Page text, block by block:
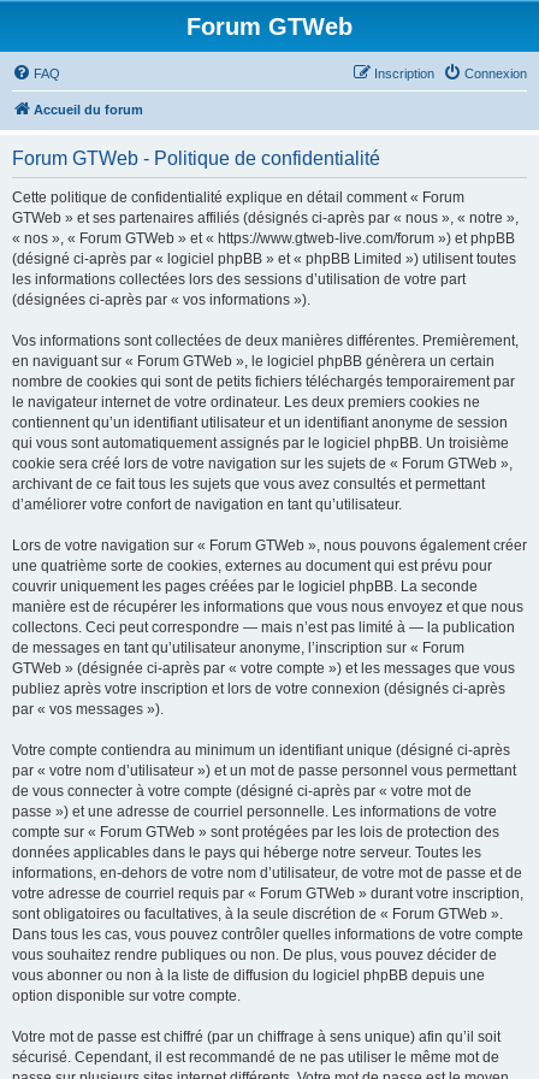
Forum GTWeb
FAQ Connexion
Inscription
Accueil du forum
Forum GTWeb - Politique de confidentialité
Cette politique de confidentialité explique en détail comment « Forum
GTWeb » et ses partenaires affiliés (désignés ci-après par « nous », « notre »,
« nos », « Forum GTWeb » et « https://www.gtweb-live.com/forum ») et phpBB
(désigné ci-après par « logiciel phpBB » et « phpBB Limited ») utilisent toutes
les informations collectées lors des sessions d’utilisation de votre part
(désignées ci-après par « vos informations »).
Vos informations sont collectées de deux manières différentes. Premièrement,
en naviguant sur « Forum GTWeb », le logiciel phpBB génèrera un certain
nombre de cookies qui sont de petits fichiers téléchargés temporairement par
le navigateur internet de votre ordinateur. Les deux premiers cookies ne
contiennent qu’un identifiant utilisateur et un identifiant anonyme de session
qui vous sont automatiquement assignés par le logiciel phpBB. Un troisième
cookie sera créé lors de votre navigation sur les sujets de « Forum GTWeb »,
archivant de ce fait tous les sujets que vous avez consultés et permettant
d’améliorer votre confort de navigation en tant qu’utilisateur.
Lors de votre navigation sur « Forum GTWeb », nous pouvons également créer
une quatrième sorte de cookies, externes au document qui est prévu pour
couvrir uniquement les pages créées par le logiciel phpBB. La seconde
manière est de récupérer les informations que vous nous envoyez et que nous
collectons. Ceci peut correspondre — mais n’est pas limité à — la publication
de messages en tant qu’utilisateur anonyme, l’inscription sur « Forum
GTWeb » (désignée ci-après par « votre compte ») et les messages que vous
publiez après votre inscription et lors de votre connexion (désignés ci-après
par « vos messages »).
Votre compte contiendra au minimum un identifiant unique (désigné ci-après
par « votre nom d’utilisateur ») et un mot de passe personnel vous permettant
de vous connecter à votre compte (désigné ci-après par « votre mot de
passe ») et une adresse de courriel personnelle. Les informations de votre
compte sur « Forum GTWeb » sont protégées par les lois de protection des
données applicables dans le pays qui héberge notre serveur. Toutes les
informations, en-dehors de votre nom d’utilisateur, de votre mot de passe et de
votre adresse de courriel requis par « Forum GTWeb » durant votre inscription,
sont obligatoires ou facultatives, à la seule discrétion de « Forum GTWeb ».
Dans tous les cas, vous pouvez contrôler quelles informations de votre compte
vous souhaitez rendre publiques ou non. De plus, vous pouvez décider de
vous abonner ou non à la liste de diffusion du logiciel phpBB depuis une
option disponible sur votre compte.
Votre mot de passe est chiffré (par un chiffrage à sens unique) afin qu’il soit
sécurisé. Cependant, il est recommandé de ne pas utiliser le même mot de